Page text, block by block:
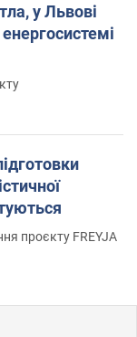
у Львові
проєкту FREYJA